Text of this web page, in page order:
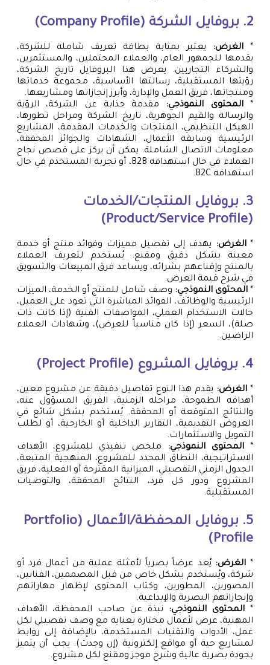
2. بروفايل الشركة (Company Profile)
* الغرض:
يعتبر بمثابة بطاقة تعريف شاملة للشركة،
يقدمها للجمهور العام، والعملاء المحتملين، والمستثمرين،
والشركاء التجاريين. يعرض هذا البروفايل تاريخ الشركة،
رؤيتها المستقبلية، رسالتها الأساسية، مجموعة خدماتها
ومنتجاتها، فريق العمل والإدارة، وأبرز إنجازاتها ومشاريعها.
*المحتوى النموذجي: مقدمة جذابة عن الشركة، الرؤية
والرسالة والقيم الجوهرية، تاريخ الشركة ومراحل تطورها،
الهيكل التنظيمي، المنتجات والخدمات المقدمة، المشاريع
الرئيسية وسابقة الأعمال، الشهادات والجوائز المحققة،
معلومات الاتصال الشاملة. يمكن أن يركز على قصص نجاح
العملاء في حال استهدافه B2B، أو تجربة المستخدم في حال
استهدافه B2C.
3. بروفايل المنتجات/الخدمات
(Product/Service Profile)
*الغرض:
يهدف إلى تفصيل مميزات وفوائد منتج أو خدمة
معينة بشكل دقيق ومقنع. يُستخدم لتعريف العملاء
بالمنتج وإقناعهم بشرائه، ويساعد فرق المبيعات والتسويق
في شرح قيمة العرض.
*المحتوى النموذجي: وصف شامل للمنتج أو الخدمة، الميزات
الرئيسية والوظائف، الفوائد المباشرة التي تعود على العميل،
حالات الاستخدام العملي، المواصفات الفنية (إذا كانت ذات
صلة)، السعر (إذا كان مناسباً للعرض)، وشهادات العملاء
الراضين.
4. بروفايل المشروع (Project Profile)
*الغرض: يقدم هذا النوع تفاصيل دقيقة عن مشروع معين،
أهدافه الطموحة، مراحله الزمنية، الفريق المسؤول عنه،
والنتائج المتوقعة أو المحققة. يُستخدم بشكل شائع في
العروض التقديمية، التقارير الداخلية أو الخارجية، أو لطلب
التمويل والاستثمارات.
* المحتوى النموذجي:
ملخص تنفيذي للمشروع، الأهداف
الاستراتيجية، النطاق المحدد للمشروع، المنهجية المتبعة،
الجدول الزمني التفصيلي، الميزانية المقترحة أو الفعلية، فريق
المشروع ودور كل فرد، النتائج المحققة، والتوصيات
المستقبلية.
5. بروفايل المحفظة/الأعمال (Portfolio
Profile)
* الغرض: يُعد عرضاً بصرياً لأمثلة عملية من أعمال فرد أو
شركة، ويُستخدم بشكل خاص من قبل المصممين، الفنانين،
المصورين، المطورين، وكتاب المحتوى لإظهار مهاراتهم
وإنجازاتهم البصرية والإبداعية.
* المحتوى النموذجي:
نبذة عن صاحب المحفظة، الأهداف
المهنية، عرض لأعمال مختارة بعناية مع وصف تفصيلي لكل
عمل، الأدوات والتقنيات المستخدمة، بالإضافة إلى روابط
لمشاريع حية أو مواقع إلكترونية (إن وجدت). يجب أن يتميز
بجودة بصرية عالية وشرح موجز ومقنع لكل مشروع.